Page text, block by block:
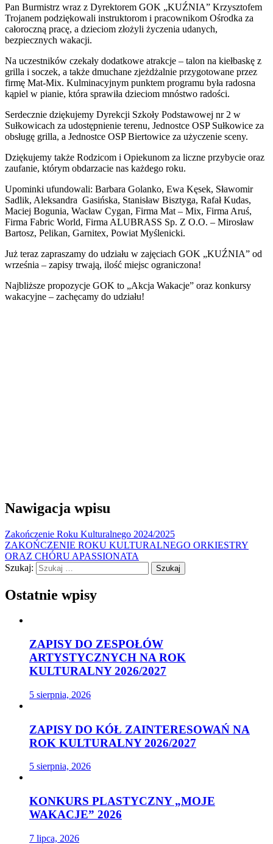
Pan Burmistrz wraz z Dyrektorem GOK „KUŹNIA” Krzysztofem
Trojanem podziękowali instruktorom i pracownikom Ośrodka za
całoroczną pracę, a dzieciom złożyli życzenia udanych,
bezpiecznych wakacji.
Na uczestników czekały dodatkowe atrakcje – talon na kiełbaskę z
grilla i soczek, a także dmuchane zjeżdżalnie przygotowane przez
firmę Mat-Mix. Kulminacyjnym punktem programu była radosna
kąpiel w pianie, która sprawiła dzieciom mnóstwo radości.
Serdecznie dziękujemy Dyrekcji Szkoły Podstawowej nr 2 w
Sułkowicach za udostępnienie terenu, Jednostce OSP Sułkowice za
obsługę grilla, a Jednostce OSP Biertowice za użyczenie sceny.
Dziękujemy także Rodzicom i Opiekunom za liczne przybycie oraz
zaufanie, którym obdarzacie nas każdego roku.
Upominki ufundowali: Barbara Golanko, Ewa Kęsek, Sławomir
Sadlik, Aleksandra Gasińska, Stanisław Bisztyga, Rafał Kudas,
Maciej Bogunia, Wacław Cygan, Firma Mat – Mix, Firma Aruś,
Firma Fabric World, Firma ALUBRASS Sp. Z O.O. – Mirosław
Bartosz, Pelikan, Garnitex, Powiat Myślenicki.
Już teraz zapraszamy do udziału w zajęciach GOK „KUŹNIA” od
września – zapisy trwają, ilość miejsc ograniczona!
Najbliższe propozycje GOK to „Akcja Wakacje” oraz konkursy
wakacyjne – zachęcamy do udziału!
Nawigacja wpisu
Zakończenie Roku Kulturalnego 2024/2025
ZAKOŃCZENIE ROKU KULTURALNEGO ORKIESTRY
ORAZ CHÓRU APASSIONATA
Szukaj:
Ostatnie wpisy
ZAPISY DO ZESPOŁÓW
ARTYSTYCZNYCH NA ROK
KULTURALNY 2026/2027
5 sierpnia, 2026
ZAPISY DO KÓŁ ZAINTERESOWAŃ NA
ROK KULTURALNY 2026/2027
5 sierpnia, 2026
KONKURS PLASTYCZNY „MOJE
WAKACJE” 2026
7 lipca, 2026